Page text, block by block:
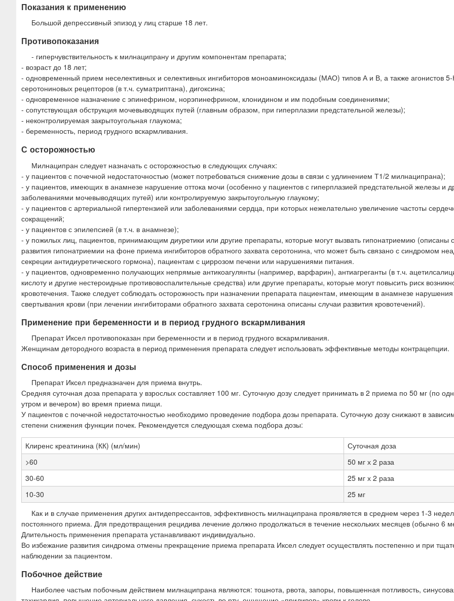
Показания к применению
Большой депрессивный эпизод у лиц старше 18 лет.
Противопоказания
- гиперчувствительность к милнаципрану и другим компонентам препарата;
- возраст до 18 лет;
- одновременный прием неселективных и селективных ингибиторов моноаминоксидазы (МАО) типов А и В, а также агонистов
серотониновых рецепторов (в т.ч. суматриптана), дигоксина;
- одновременное назначение с эпинефрином, норэпинефрином, клонидином и им подобным соединениями;
- сопутствующая обструкция мочевыводящих путей (главным образом, при гиперплазии предстательной железы);
- неконтролируемая закрытоугольная глаукома;
- беременность, период грудного вскармливания.
С осторожностью
Милнаципран следует назначать с осторожностью в следующих случаях:
- у пациентов с почечной недостаточностью (может потребоваться снижение дозы в связи с удлинением Т1/2 милнаципрана);
- у пациентов, имеющих в анамнезе нарушение оттока мочи (особенно у пациентов с гиперплазией предстательной железы и
заболеваниями мочевыводящих путей) или контролируемую закрытоугольную глаукому;
- у пациентов с артериальной гипертензией или заболеваниями сердца, при которых нежелательно увеличение частоты
сокращений;
- у пациентов с эпилепсией (в т.ч. в анамнезе);
- у пожилых лиц, пациентов, принимающим диуретики или другие препараты, которые могут вызвать гипонатриемию (описаны
развития гипонатриемии на фоне приема ингибиторов обратного захвата серотонина, что может быть связано с синдромом
секреции антидиуретического гормона), пациентам с циррозом печени или нарушениями питания.
- у пациентов, одновременно получающих непрямые антикоагулянты (например, варфарин), антиагреганты (в т.ч.
кислоту и другие нестероидные противовоспалительные средства) или другие препараты, которые могут повысить риск
кровотечения. Также следует соблюдать осторожность при назначении препарата пациентам, имеющим в анамнезе нарушения
свертывания крови (при лечении ингибиторами обратного захвата серотонина описаны случаи развития кровотечений).
Применение при беременности и в период грудного вскармливания
Препарат Иксел противопоказан при беременности и в период грудного вскармливания.
Женщинам детородного возраста в период применения препарата следует использовать эффективные методы контрацепции.
Способ применения и дозы
Препарат Иксел предназначен для приема внутрь.
Средняя суточная доза препарата у взрослых составляет 100 мг. Суточную дозу следует принимать в 2 приема по 50 мг (по
утром и вечером) во время приема пищи.
У пациентов с почечной недостаточностью необходимо проведение подбора дозы препарата. Суточную дозу снижают в
степени снижения функции почек. Рекомендуется следующая схема подбора дозы:
Клиренс креатинина (КК) (мл/мин)
Суточная доза
>60
50 мг х 2 раза
30-60
25 мг х 2 раза
10-30
25 мг
Как и в случае применения других антидепрессантов, эффективность милнаципрана проявляется в среднем через 1-3
постоянного приема. Для предотвращения рецидива лечение должно продолжаться в течение нескольких месяцев (обычно 6
Длительность применения препарата устанавливают индивидуально.
Во избежание развития синдрома отмены прекращение приема препарата Иксел следует осуществлять постепенно и при
наблюдении за пациентом.
Побочное действие
Наиболее частым побочным действием милнаципрана являются: тошнота, рвота, запоры, повышенная потливость,